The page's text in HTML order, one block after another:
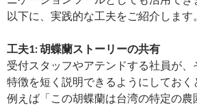
以下に、実践的な工夫をご紹介します。
工夫1: 胡蝶蘭ストーリーの共有
受付スタッフやアテンドする社員が
特徴を短く説明できるようにしておく
例えば「この胡蝶蘭は台湾の特定の農